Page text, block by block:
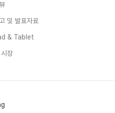
및 발표자료
& Tablet
장